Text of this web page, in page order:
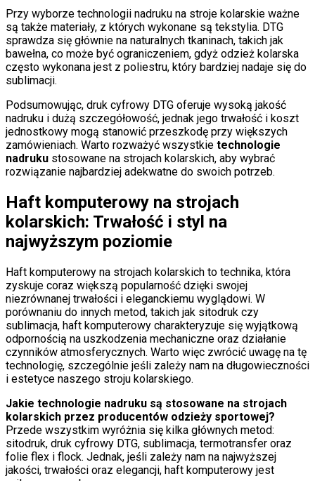
Przy wyborze technologii nadruku na stroje kolarskie ważne
są także materiały, z których wykonane są tekstylia. DTG
sprawdza się głównie na naturalnych tkaninach, takich jak
bawełna, co może być ograniczeniem, gdyż odzież kolarska
często wykonana jest z poliestru, który bardziej nadaje się do
sublimacji.
Podsumowując, druk cyfrowy DTG oferuje wysoką jakość
nadruku i dużą szczegółowość, jednak jego trwałość i koszt
jednostkowy mogą stanowić przeszkodę przy większych
zamówieniach. Warto rozważyć wszystkie technologie
nadruku stosowane na strojach kolarskich, aby wybrać
rozwiązanie najbardziej adekwatne do swoich potrzeb.
Haft komputerowy na strojach
kolarskich: Trwałość i styl na
najwyższym poziomie
Haft komputerowy na strojach kolarskich to technika, która
zyskuje coraz większą popularność dzięki swojej
niezrównanej trwałości i eleganckiemu wyglądowi. W
porównaniu do innych metod, takich jak sitodruk czy
sublimacja, haft komputerowy charakteryzuje się wyjątkową
odpornością na uszkodzenia mechaniczne oraz działanie
czynników atmosferycznych. Warto więc zwrócić uwagę na tę
technologię, szczególnie jeśli zależy nam na długowieczności
i estetyce naszego stroju kolarskiego.
Jakie technologie nadruku są stosowane na strojach
kolarskich przez producentów odzieży sportowej?
Przede wszystkim wyróżnia się kilka głównych metod:
sitodruk, druk cyfrowy DTG, sublimacja, termotransfer oraz
folie flex i flock. Jednak, jeśli zależy nam na najwyższej
jakości, trwałości oraz elegancji, haft komputerowy jest